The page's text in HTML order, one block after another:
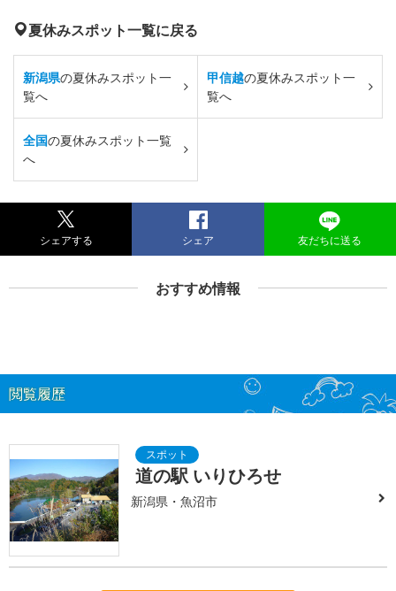
夏休みスポット一覧に戻る
新潟県の夏休みスポット一
覧へ
甲信越の夏休みスポット一
覧へ
全国の夏休みスポット一覧
へ
シェアする シェア 友だちに送る
おすすめ情報
閲覧履歴
道の駅 いりひろせ
新潟県・魚沼市